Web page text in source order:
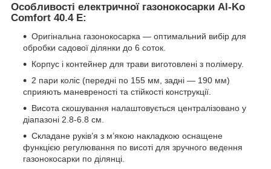
Особливості електричної газонокосарки Al-Ko
Comfort 40.4 E:
Оригінальна газонокосарка — оптимальний вибір для
обробки садової ділянки до 6 соток.
Корпус і контейнер для трави виготовлені з полімеру.
2 пари коліс (передні по 155 мм, задні — 190 мм)
сприяють маневреності та стійкості конструкції.
Висота скошування налаштовується централізовано у
діапазоні 2.8-6.8 см.
Складане руків’я з м’якою накладкою оснащене
функцією регулювання по висоті для зручного ведення
газонокосарки по ділянці.